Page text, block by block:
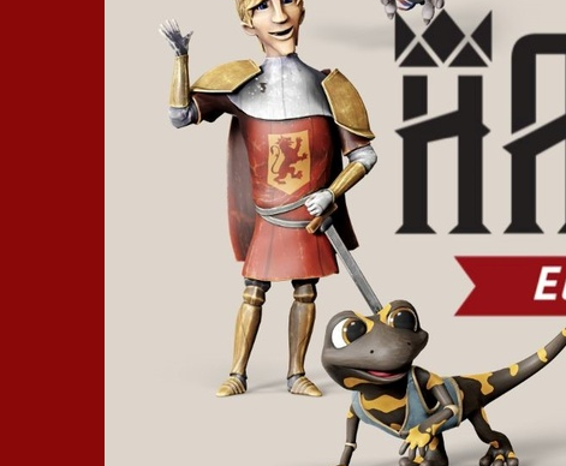
Euer
bewegtes
Kinoerlebnis